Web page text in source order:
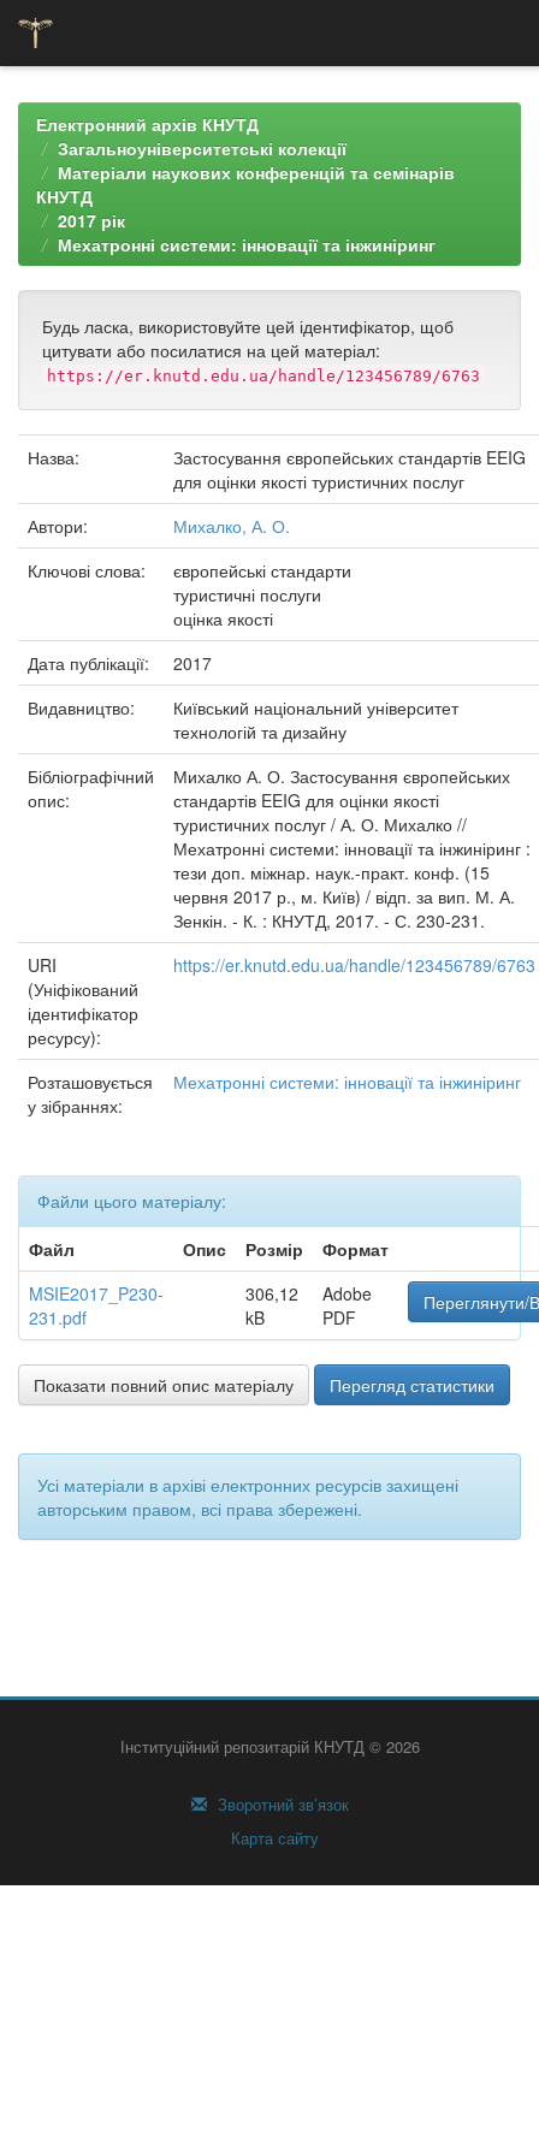
navigationЕлектронний архів КНУТД
Загальноуніверситетські колекції
Матеріали наукових конференцій та семінарів
КНУТД
2017 рік
Мехатронні системи: інновації та інжиніринг
Будь ласка, використовуйте цей ідентифікатор, щоб
цитувати або посилатися на цей матеріал:
https://er.knutd.edu.ua/handle/123456789/6763
Назва:
Застосування європейських стандартів EEIG
для оцінки якості туристичних послуг
Автори:
Михалко, А. О.
Ключові слова:
європейські стандарти
туристичні послуги
оцінка якості
Дата публікації:
2017
Видавництво:
Київський національний університет
технологій та дизайну
Бібліографічний
опис:
Михалко А. О. Застосування європейських
стандартів EEIG для оцінки якості
туристичних послуг / А. О. Михалко //
Мехатронні системи: інновації та інжиніринг :
тези доп. міжнар. наук.-практ. конф. (15
червня 2017 р., м. Київ) / відп. за вип. М. А.
Зенкін. - К. : КНУТД, 2017. - С. 230-231.
URI
(Уніфікований
ідентифікатор
ресурсу):
https://er.knutd.edu.ua/handle/123456789/6763
Розташовується
у зібраннях:
Мехатронні системи: інновації та інжиніринг
Файли цього матеріалу:
Файл
Опис Розмір
Формат
MSIE2017_P230-
231.pdf
306,12
kB
Adobe
PDF
Переглянути/
Показати повний опис матеріалу Перегляд статистики
Усі матеріали в архіві електронних ресурсів захищені
авторським правом, всі права збережені.
Інституційний репозитарій КНУТД © 2026
Зворотний зв’язок
Карта сайту